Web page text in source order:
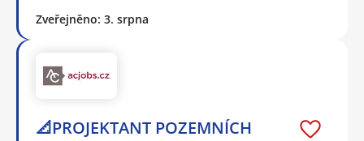
Zveřejněno: 3. srpna
📐PROJEKTANT POZEMNÍCH